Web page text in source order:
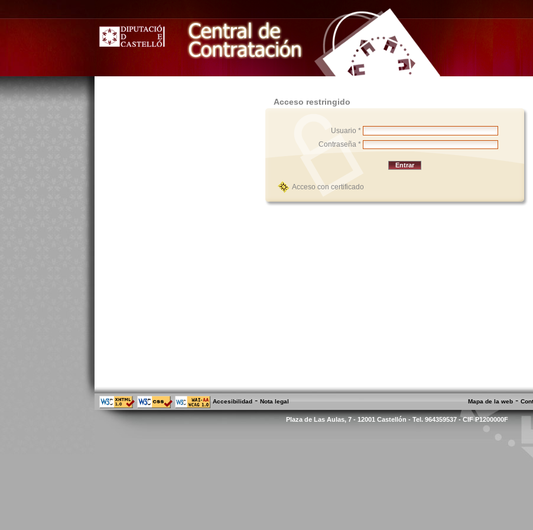
Acceso restringido
Usuario *
Contraseña *
Acceso con certificado
Accesibilidad - Nota legal Mapa de la web -
Plaza de Las Aulas, 7 - 12001 Castellón - Tel. 964359537 - CIF P1200000F